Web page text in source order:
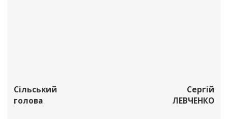
Сільський
голова
Сергій
ЛЕВЧЕНКО